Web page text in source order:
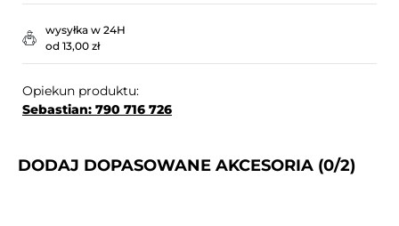
wysyłka w 24H
od 13,00 zł
Opiekun produktu:
Sebastian: 790 716 726
DODAJ DOPASOWANE AKCESORIA (0/2)